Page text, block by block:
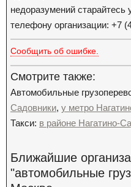
недоразумений
телефону организации: +7
Сообщить об ошибке.
Смотрите также:
Автомобильные
Садовники, у метро
Такси: в районе Нагатино-
Ближайшие
"автомобильные